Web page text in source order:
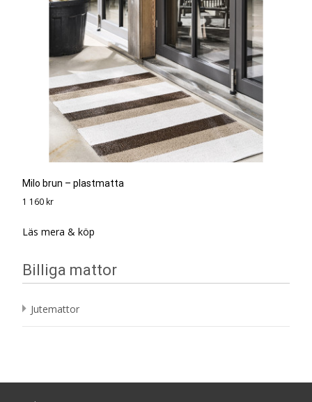
Milo brun – plastmatta
1 160 kr
Läs mera & köp
Billiga mattor
Jutemattor